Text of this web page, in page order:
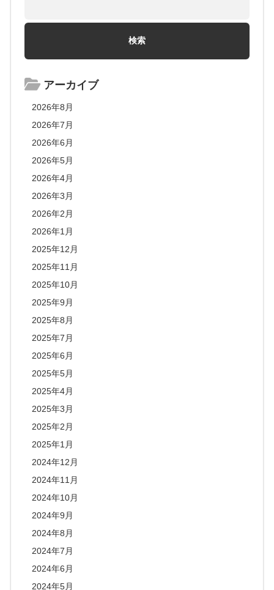
アーカイブ
2026年8月
2026年7月
2026年6月
2026年5月
2026年4月
2026年3月
2026年2月
2026年1月
2025年12月
2025年11月
2025年10月
2025年9月
2025年8月
2025年7月
2025年6月
2025年5月
2025年4月
2025年3月
2025年2月
2025年1月
2024年12月
2024年11月
2024年10月
2024年9月
2024年8月
2024年7月
2024年6月
2024年5月